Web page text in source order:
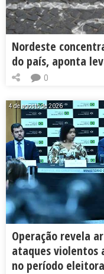
Nordeste
do país, aponta
0
4 de agosto de 2026
Operação revela
ataques violentos
no período